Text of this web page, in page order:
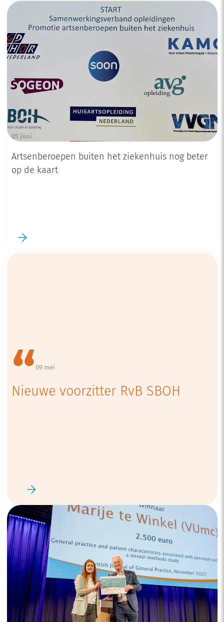
05 juni
Artsenberoepen buiten het ziekenhuis nog beter
op de kaart
09 mei
Nieuwe voorzitter RvB SBOH